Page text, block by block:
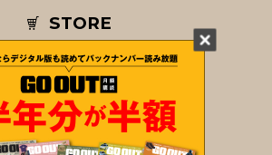
STORE
MAGAZINE